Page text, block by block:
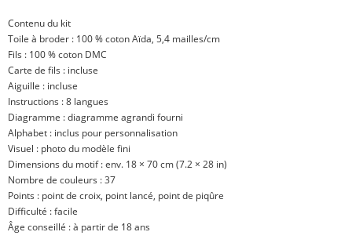
Contenu du kit
Toile à broder : 100 % coton Aïda, 5,4 mailles/cm
Fils : 100 % coton DMC
Carte de fils : incluse
Aiguille : incluse
Instructions : 8 langues
Diagramme : diagramme agrandi fourni
Alphabet : inclus pour personnalisation
Visuel : photo du modèle fini
Dimensions du motif : env. 18 × 70 cm (7.2 × 28 in)
Nombre de couleurs : 37
Points : point de croix, point lancé, point de piqûre
Difficulté : facile
Âge conseillé : à partir de 18 ans